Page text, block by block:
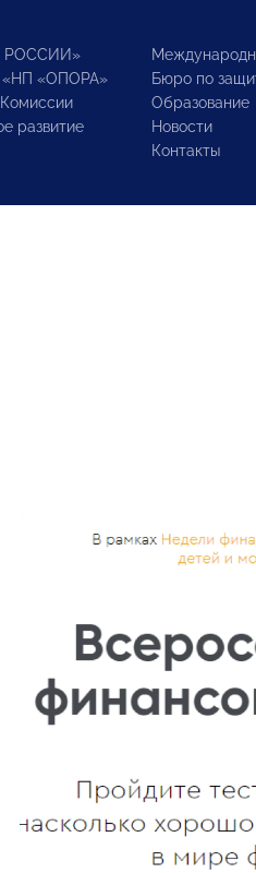
РОССИИ»
«НП «ОПОРА»
развитие
Бюро по
Образование
Новости
Контакты